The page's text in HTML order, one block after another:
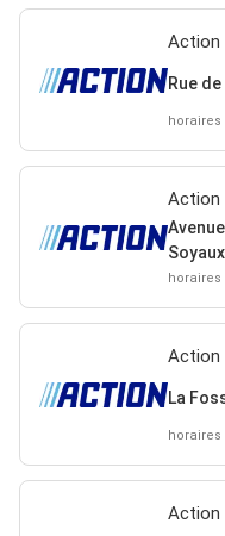
Action
Rue
Action
Soyaux
Action
La
Action